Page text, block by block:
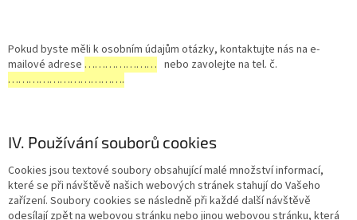
Pokud byste měli k osobním údajům otázky, kontaktujte nás na e-
mailové adrese ………………… nebo zavolejte na tel. č.
…………………………….
IV. Používání souborů cookies
Cookies jsou textové soubory obsahující malé množství informací,
které se při návštěvě našich webových stránek stahují do Vašeho
zařízení. Soubory cookies se následně při každé další návštěvě
odesílají zpět na webovou stránku nebo jinou webovou stránku, která